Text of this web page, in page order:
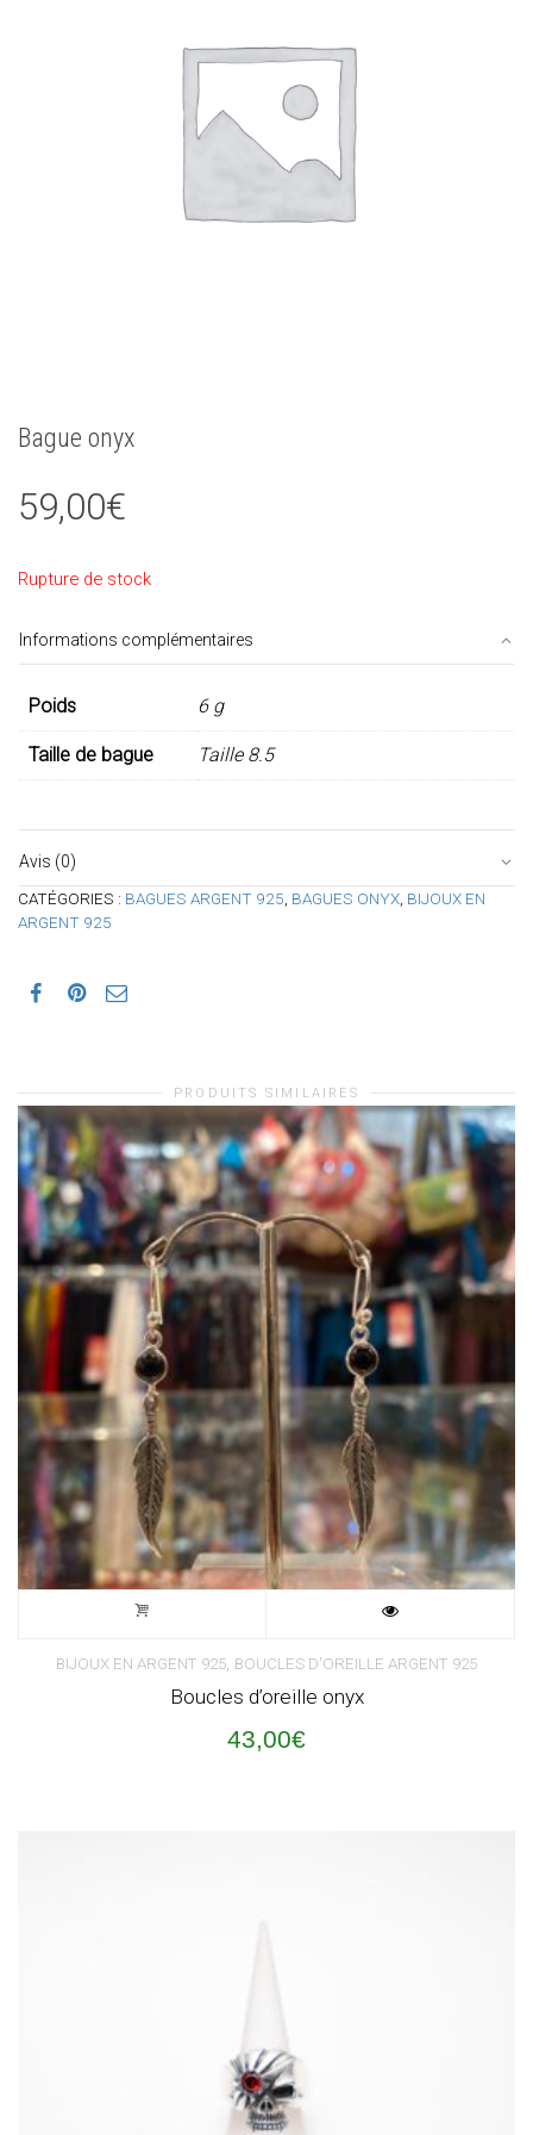
Bague onyx
59,00€
Rupture de stock
Informations complémentaires
Poids 6 g
Taille de bague Taille 8.5
Avis (0)
CATÉGORIES : BAGUES ARGENT 925 BAGUES ONYX BIJOUX EN
ARGENT 925
PRODUITS SIMILAIRES
BIJOUX EN ARGENT 925, BOUCLES D'OREILLE ARGENT 925
Boucles d’oreille onyx
43,00€